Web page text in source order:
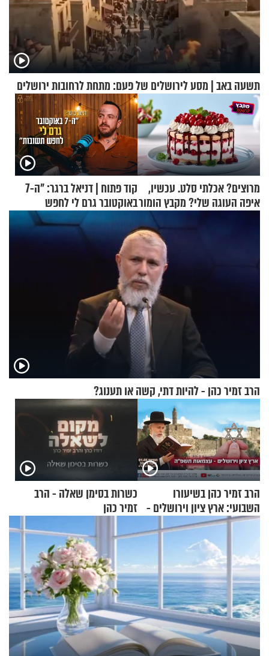
תשעה באב | מסע לירושלים של פעם: מתחת לרחובות ירושלים
מרוצים? אכלתי סלט. עכשיו,
איפה העוגה שלי? מקבץ הומור
קוד פתוח | דניאל ברגר: "ה-7
באוקטובר גרם לי לחפש
הרב זמיר כהן - להיות דתי, קשה או תענוג?
הרב זמיר כהן בשיעורו
השבועי: ארץ ציון וירושלים -
עצמאות תשפ"ה
כשרות בסימן שאלה - הרב
זמיר כהן